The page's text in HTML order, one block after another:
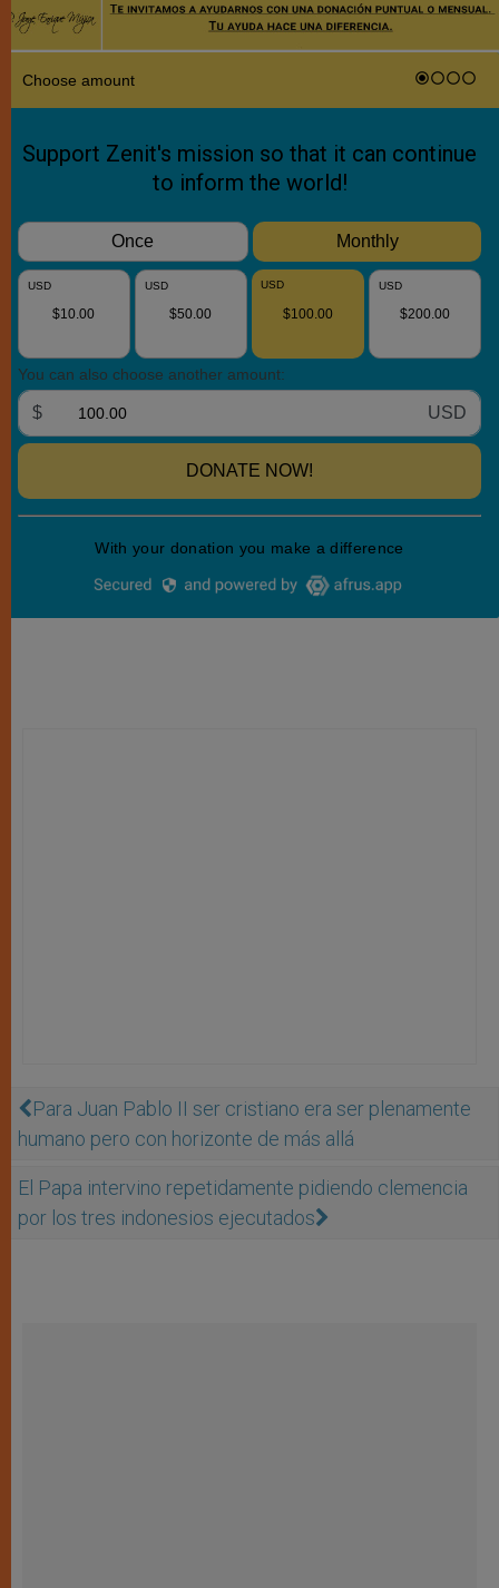
Para Juan Pablo II ser cristiano era ser plenamente
humano pero con horizonte de más allá
El Papa intervino repetidamente pidiendo clemencia
por los tres indonesios ejecutados